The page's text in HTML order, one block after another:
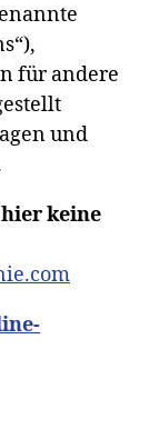
für andere
und
keine